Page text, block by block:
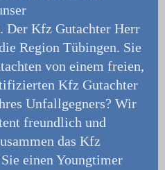
Der Kfz Gutachter Herr
Region Tübingen. Sie
von einem freien,
Kfz Gutachter
Unfallgegners? Wir
freundlich und
das Kfz
einen Youngtimer